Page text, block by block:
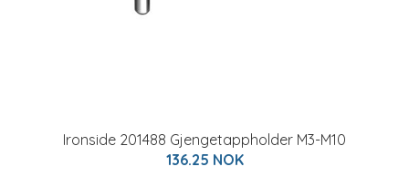
Ironside 201488 Gjengetappholder M3-M10
136.25 NOK